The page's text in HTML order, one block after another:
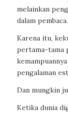
melainkan
dalam pembaca.
Karena itu,
pertama-tama
pengalaman
Dan mungkin
Ketika dunia